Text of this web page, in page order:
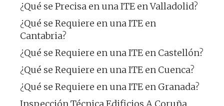
¿Qué se Precisa en una ITE en Valladolid?
¿Qué se Requiere en una ITE en
Cantabria?
¿Qué se Requiere en una ITE en Castellón?
¿Qué se Requiere en una ITE en Cuenca?
¿Qué se Requiere en una ITE en Granada?